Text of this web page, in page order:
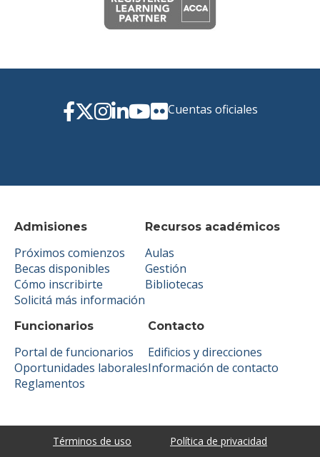
Admisiones
Próximos comienzos
Becas disponibles
Cómo inscribirte
Solicitá más información
Recursos académicos
Aulas
Gestión
Bibliotecas
Funcionarios
Portal de funcionarios
Oportunidades laborales
Reglamentos
Contacto
Edificios y direcciones
Información de contacto
Cuentas oficiales
Términos de uso Política de privacidad